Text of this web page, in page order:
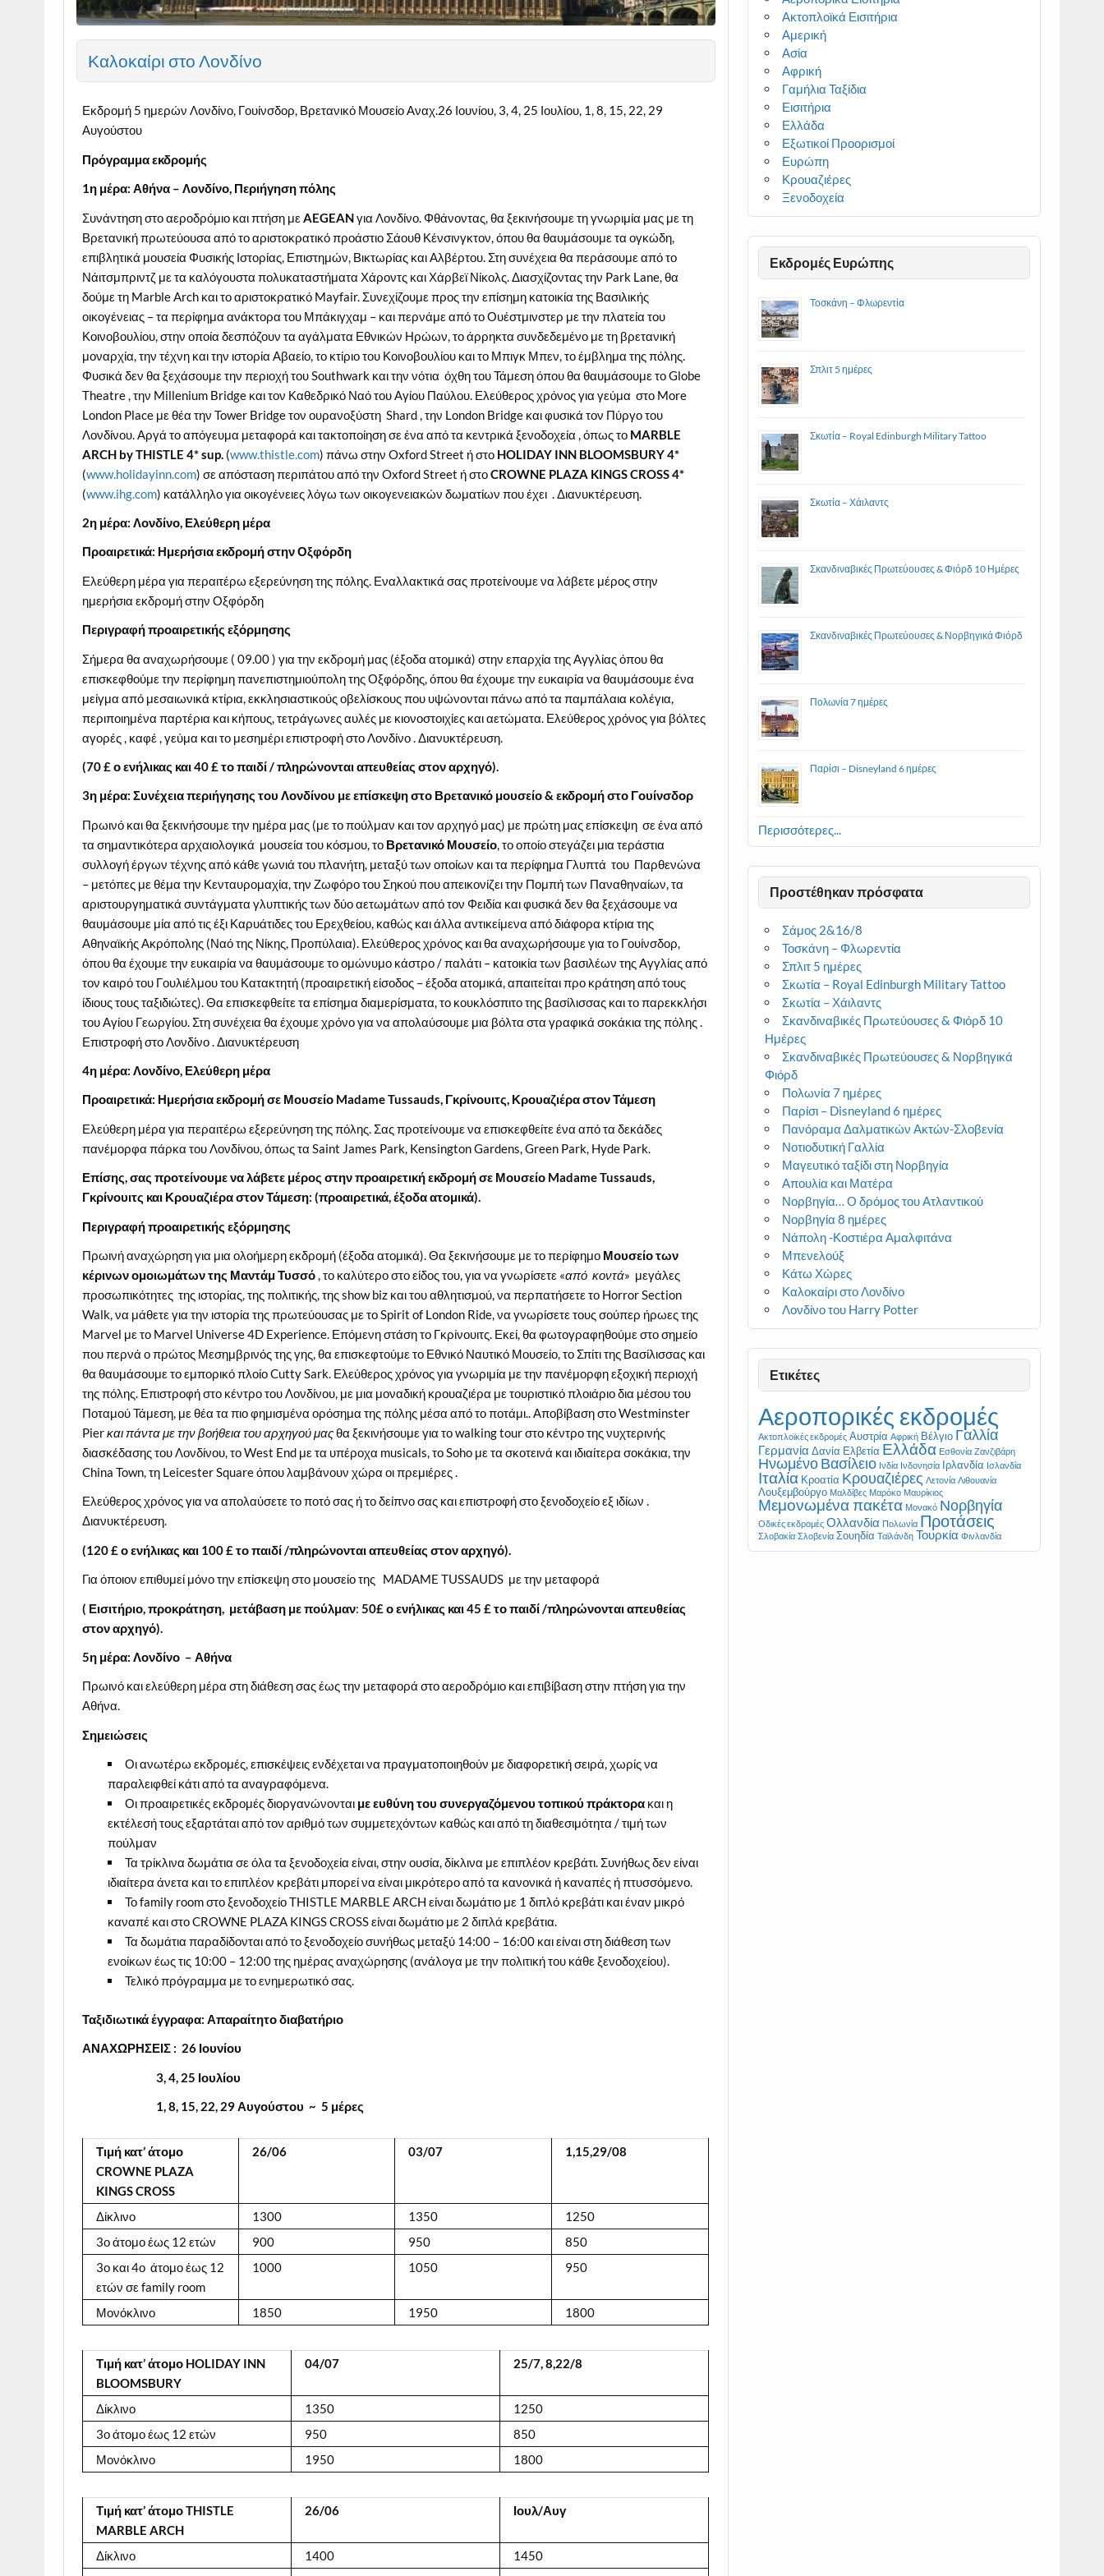
Καλοκαίρι στο Λονδίνο
Εκδρομή 5 ημερών Λονδίνο, Γουίνσδορ, Βρετανικό Μουσείο Αναχ.26 Ιουνίου, 3, 4, 25 Ιουλίου, 1, 8, 15, 22, 29
Αυγούστου
Πρόγραμμα εκδρομής
1η μέρα: Αθήνα – Λονδίνο, Περιήγηση πόλης
Συνάντηση στο αεροδρόμιο και πτήση με AEGEANγια Λονδίνο. Φθάνοντας, θα ξεκινήσουμε τη γνωριμία μας με τη
Βρετανική πρωτεύουσα από το αριστοκρατικό προάστιο Σάουθ Κένσινγκτον, όπου θα θαυμάσουμε τα ογκώδη,
επιβλητικά μουσεία Φυσικής Ιστορίας, Επιστημών, Βικτωρίας και Αλβέρτου. Στη συνέχεια θα περάσουμε από το
Νάιτσμπριντζ με τα καλόγουστα πολυκαταστήματα Χάροντς και Χάρβεϊ Νίκολς. Διασχίζοντας την Park Lane, θα
δούμε τη Marble Arch και το αριστοκρατικό Mayfair. Συνεχίζουμε προς την επίσημη κατοικία της Βασιλικής
οικογένειας – τα περίφημα ανάκτορα του Μπάκιγχαμ – και περνάμε από το Ουέστμινστερ με την πλατεία του
Κοινοβουλίου, στην οποία δεσπόζουν τα αγάλματα Εθνικών Ηρώων, το άρρηκτα συνδεδεμένο με τη βρετανική
μοναρχία, την τέχνη και την ιστορία Αβαείο, το κτίριο του Κοινοβουλίου και το Μπιγκ Μπεν, το έμβλημα της πόλης.
Φυσικά δεν θα ξεχάσουμε την περιοχή του Southwark και την νότια όχθη του Τάμεση όπου θα θαυμάσουμε το Globe
Theatre , την Millenium Bridge και τον Καθεδρικό Ναό του Αγίου Παύλου. Ελεύθερος χρόνος για γεύμα στο More
London Place με θέα την Tower Bridge τον ουρανοξύστη Shard , την London Bridge και φυσικά τον Πύργο του
Λονδίνου. Αργά το απόγευμα μεταφορά και τακτοποίηση σε ένα από τα κεντρικά ξενοδοχεία , όπως το MARBLE
ARCH byTHISTLE 4*sup (www.thistle.com) πάνω στην Oxford Street ή στο HOLIDAY INN BLOOMSBURY4*
(www.holidayinn.com) σε απόσταση περιπάτου από την Oxford Street ή στοCROWNE PLAZA KINGSCROSS4*
(www.ihg.com) κατάλληλο για οικογένειες λόγω των οικογενειακών δωματίων που έχει . Διανυκτέρευση.
2η μέρα: Λονδίνο, Ελεύθερη μέρα
Προαιρετικά: Ημερήσια εκδρομή στην Οξφόρδη
Ελεύθερη μέρα για περαιτέρω εξερεύνηση της πόλης. Εναλλακτικά σας προτείνουμε να λάβετε μέρος στην
ημερήσια εκδρομή στην Οξφόρδη
Περιγραφή προαιρετικής εξόρμησης
Σήμερα θα αναχωρήσουμε ( 09.00 ) για την εκδρομή μας (έξοδα ατομικά) στην επαρχία της Αγγλίας όπου θα
επισκεφθούμε την περίφημη πανεπιστημιούπολη της Οξφόρδης, όπου θα έχουμε την ευκαιρία να θαυμάσουμε ένα
μείγμα από μεσαιωνικά κτίρια, εκκλησιαστικούς οβελίσκους που υψώνονται πάνω από τα παμπάλαια κολέγια,
περιποιημένα παρτέρια και κήπους, τετράγωνες αυλές με κιονοστοιχίες και αετώματα. Ελεύθερος χρόνος για βόλτες
αγορές , καφέ , γεύμα και το μεσημέρι επιστροφή στο Λονδίνο . Διανυκτέρευση.
(70£ ο ενήλικας και 40£ το παιδί / πληρώνονται απευθείας στον αρχηγό).
3η μέρα: Συνέχεια περιήγησης του Λονδίνου με επίσκεψη στο Βρετανικό μουσείο & εκδρομή στο Γουίνσδορ
Πρωινό και θα ξεκινήσουμε την ημέρα μας (με το πούλμαν και τον αρχηγό μας) με πρώτη μας επίσκεψη σε ένα από
τα σημαντικότερα αρχαιολογικά μουσεία του κόσμου, το Βρετανικό Μουσείο, το οποίο στεγάζει μια τεράστια
συλλογή έργων τέχνης από κάθε γωνιά του πλανήτη, μεταξύ των οποίων και τα περίφημα Γλυπτά του Παρθενώνα
– μετόπες με θέμα την Κενταυρομαχία, την Ζωφόρο του Σηκού που απεικονίζει την Πομπή των Παναθηναίων, τα
αριστουργηματικά συντάγματα γλυπτικής των δύο αετωμάτων από τον Φειδία και φυσικά δεν θα ξεχάσουμε να
θαυμάσουμε μία από τις έξι Καρυάτιδες του Ερεχθείου, καθώς και άλλα αντικείμενα από διάφορα κτίρια της
Αθηναϊκής Ακρόπολης (Ναό της Νίκης, Προπύλαια). Ελεύθερος χρόνος και θα αναχωρήσουμε για το Γουίνσδορ,
όπου θα έχουμε την ευκαιρία να θαυμάσουμε το ομώνυμο κάστρο / παλάτι – κατοικία των βασιλέων της Αγγλίας από
τον καιρό του Γουλιέλμου του Κατακτητή (προαιρετική είσοδος – έξοδα ατομικά, απαιτείται προ κράτηση από τους
ίδιους τους ταξιδιώτες). Θα επισκεφθείτε τα επίσημα διαμερίσματα, το κουκλόσπιτο της βασίλισσας και το παρεκκλήσι
του Αγίου Γεωργίου. Στη συνέχεια θα έχουμε χρόνο για να απολαύσουμε μια βόλτα στα γραφικά σοκάκια της πόλης .
Επιστροφή στο Λονδίνο . Διανυκτέρευση
4η μέρα: Λονδίνο, Ελεύθερη μέρα
Προαιρετικά: Ημερήσια εκδρομή σε Μουσείο MadameTussauds, Γκρίνουιτς, Κρουαζιέρα στον Τάμεση
Ελεύθερη μέρα για περαιτέρω εξερεύνηση της πόλης. Σας προτείνουμε να επισκεφθείτε ένα από τα δεκάδες
πανέμορφα πάρκα του Λονδίνου, όπως τα Saint James Park, Kensington Gardens, Green Park, Hyde Park.
Επίσης, σας προτείνουμε να λάβετε μέρος στην προαιρετική εκδρομή σε Μουσείο MadameTussauds,
Γκρίνουιτς και Κρουαζιέρα στον Τάμεση: (προαιρετικά, έξοδα ατομικά).
Περιγραφή προαιρετικής εξόρμησης
Πρωινή αναχώρηση για μια ολοήμερη εκδρομή (έξοδα ατομικά). Θα ξεκινήσουμε με το περίφημο Μουσείο των
κέρινων ομοιωμάτων της Μαντάμ Τυσσό, το καλύτερο στο είδος του, για να γνωρίσετε «από κοντά» μεγάλες
προσωπικότητες της ιστορίας, της πολιτικής, της show biz και του αθλητισμού, να περπατήσετε το Horror Section
Walk, να μάθετε για την ιστορία της πρωτεύουσας με το Spirit of London Ride, να γνωρίσετε τους σούπερ ήρωες της
Marvel με το Marvel Universe 4D Experience. Επόμενη στάση το Γκρίνουιτς. Εκεί, θα φωτογραφηθούμε στο σημείο
που περνά ο πρώτος Μεσημβρινός της γης, θα επισκεφτούμε το Εθνικό Ναυτικό Μουσείο, το Σπίτι της Βασίλισσας και
θα θαυμάσουμε το εμπορικό πλοίο Cutty Sark. Ελεύθερος χρόνος για γνωριμία με την πανέμορφη εξοχική περιοχή
της πόλης. Επιστροφή στο κέντρο του Λονδίνου, με μια μοναδική κρουαζιέρα με τουριστικό πλοιάριο δια μέσου του
Ποταμού Τάμεση, με θέα τα πιο φημισμένα ορόσημα της πόλης μέσα από το ποτάμι.. Αποβίβαση στο Westminster
Pierκαι πάντα με την βοήθεια του αρχηγού μαςθα ξεκινήσουμε για το walking tour στο κέντρο της νυχτερινής
διασκέδασης του Λονδίνου, το West End με τα υπέροχα musicals, το Soho με τα σκοτεινά και ιδιαίτερα σοκάκια, την
China Town, τη Leicester Square όπου λαμβάνουν χώρα οι πρεμιέρες .
Ελεύθερος χρόνος για να απολαύσετε το ποτό σας ή το δείπνο σας και επιστροφή στο ξενοδοχείο εξ ιδίων .
Διανυκτέρευση.
(120£ ο ενήλικας και 100£ το παιδί /πληρώνονται απευθείας στον αρχηγό).
Για όποιον επιθυμεί μόνο την επίσκεψη στο μουσείο της MADAME TUSSAUDS με την μεταφορά
( Εισιτήριο, προκράτηση, μετάβαση με πούλμαν: 50£ ο ενήλικας και 45 £ το παιδί /πληρώνονται απευθείας
στον αρχηγό).
5η μέρα: Λονδίνο – Αθήνα
Πρωινό και ελεύθερη μέρα στη διάθεση σας έως την μεταφορά στο αεροδρόμιο και επιβίβαση στην πτήση για την
Αθήνα.
Σημειώσεις
Οι ανωτέρω εκδρομές, επισκέψεις ενδέχεται να πραγματοποιηθούν με διαφορετική σειρά, χωρίς να
παραλειφθεί κάτι από τα αναγραφόμενα.
Οι προαιρετικές εκδρομές διοργανώνονται με ευθύνη του συνεργαζόμενου τοπικού πράκτορακαι η
εκτέλεσή τους εξαρτάται από τον αριθμό των συμμετεχόντων καθώς και από τη διαθεσιμότητα / τιμή των
πούλμαν
Τα τρίκλινα δωμάτια σε όλα τα ξενοδοχεία είναι, στην ουσία, δίκλινα με επιπλέον κρεβάτι. Συνήθως δεν είναι
ιδιαίτερα άνετα και το επιπλέον κρεβάτι μπορεί να είναι μικρότερο από τα κανονικά ή καναπές ή πτυσσόμενο.
Το family room στο ξενοδοχείο THISTLE MARBLE ARCH είναι δωμάτιο με 1 διπλό κρεβάτι και έναν μικρό
καναπέ και στο CROWNE PLAZA KINGS CROSS είναι δωμάτιο με 2 διπλά κρεβάτια.
Τα δωμάτια παραδίδονται από το ξενοδοχείο συνήθως μεταξύ 14:00 – 16:00 και είναι στη διάθεση των
ενοίκων έως τις 10:00 – 12:00 της ημέρας αναχώρησης (ανάλογα με την πολιτική του κάθε ξενοδοχείου).
Τελικό πρόγραμμα με το ενημερωτικό σας.
Ταξιδιωτικά έγγραφα: Απαραίτητο διαβατήριο
ΑΝΑΧΩΡΗΣΕΙΣ : 26 Ιουνίου
3, 4, 25 Ιουλίου
1, 8, 15, 22, 29Αυγούστου ~ 5 μέρες
Τιμή κατ’άτομο
CROWNE PLAZA
KINGS CROSS
26/06 03/07 1,15,29/08
Δίκλινο 1300 1350
1250
3ο άτομο έως 12 ετών
900 950
850
3ο και 4ο άτομο έως 12
ετών σε family room
1000 1050 950
Μονόκλινο 1850 1950 1800
Τιμή κατ’άτομο HOLIDAY INN
BLOOMSBURY
04/07 25/7, 8,22/8
Δίκλινο 1350
1250
3ο άτομο έως 12 ετών
950
850
Μονόκλινο
1950 1800
Τιμή κατ’άτομοTHISTLE
MARBLE ARCH
26/06 Ιουλ/Αυγ
Δίκλινο 1400
1450
Ακτοπλοϊκά Εισιτήρια
Αμερική
Ασία
Αφρική
Γαμήλια Ταξίδια
Εισιτήρια
Ελλάδα
Εξωτικοί Προορισμοί
Ευρώπη
Κρουαζιέρες
Ξενοδοχεία
Εκδρομές Ευρώπης
Τοσκάνη – Φλωρεντία
Σπλιτ 5 ημέρες
Σκωτία – Royal Edinburgh Military Tattoo
Σκωτία – Χάιλαντς
Σκανδιναβικές Πρωτεύουσες & Φιόρδ 10 Ημέρες
Σκανδιναβικές Πρωτεύουσες & Νορβηγικά Φιόρδ
Πολωνία 7 ημέρες
Παρίσι – Disneyland 6 ημέρες
Περισσότερες...
Προστέθηκαν πρόσφατα
Σάμος 2&16/8
Τοσκάνη – Φλωρεντία
Σπλιτ 5 ημέρες
Σκωτία – Royal Edinburgh Military Tattoo
Σκωτία – Χάιλαντς
Σκανδιναβικές Πρωτεύουσες & Φιόρδ 10
Ημέρες
Σκανδιναβικές Πρωτεύουσες & Νορβηγικά
Φιόρδ
Πολωνία 7 ημέρες
Παρίσι – Disneyland 6 ημέρες
Πανόραμα Δαλματικών Ακτών-Σλοβενία
Νοτιοδυτική Γαλλία
Μαγευτικό ταξίδι στη Νορβηγία
Απουλία και Ματέρα
Νορβηγία… Ο δρόμος του Ατλαντικού
Νορβηγία 8 ημέρες
Νάπολη -Κοστιέρα Αμαλφιτάνα
Μπενελούξ
Κάτω Χώρες
Καλοκαίρι στο Λονδίνο
Λονδίνο του Harry Potter
Ετικέτες
Αεροπορικές εκδρομές
Ακτοπλοϊκές εκδρομές Αυστρία Αφρική Βέλγιο Γαλλία
Γερμανία Δανία Ελβετία Ελλάδα Εσθονία Ζανζιβάρη
Ηνωμένο Βασίλειο Ινδία Ινδονησία Ιρλανδία Ισλανδία
Ιταλία Κροατία Κρουαζιέρες Λετονία Λιθουανία
Λουξεμβούργο Μαλδίβες Μαρόκο Μαυρίκιος
Μεμονωμένα πακέτα Μονακό Νορβηγία
Οδικές εκδρομές Ολλανδία Πολωνία Προτάσεις
Σλοβακία Σλοβενία Σουηδία Ταϊλάνδη Τουρκία Φινλανδία